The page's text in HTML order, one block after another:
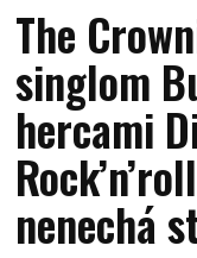
The
singlom
hercami
nenechá